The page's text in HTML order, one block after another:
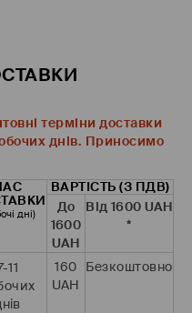
терміни доставки
днів. Приносимо
дні)
ВАРТІСТЬ (З ПДВ)
До
1600
UAH
Від 1600 UAH
*
11
160
UAH
Безкоштовно